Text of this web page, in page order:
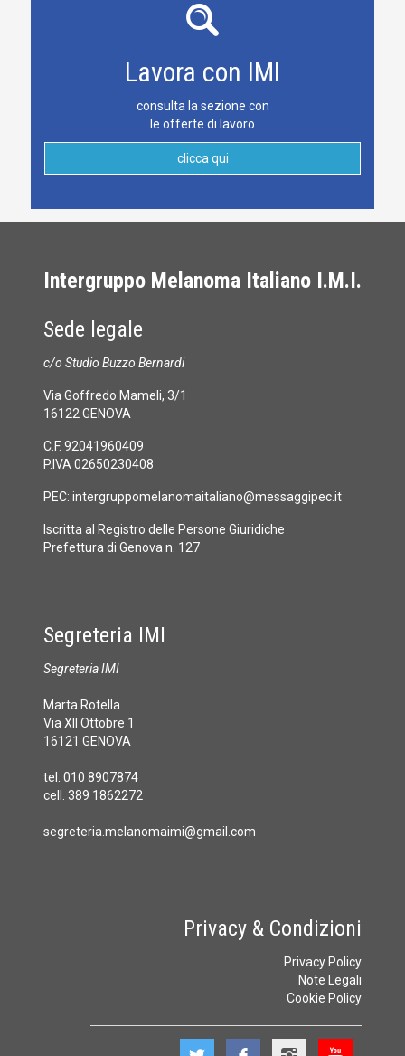
Lavora con IMI
consulta la sezione con
le offerte di lavoro
clicca qui
Intergruppo Melanoma Italiano I.M.I.
Sede legale
c/o Studio Buzzo Bernardi
Via Goffredo Mameli, 3/1
16122 GENOVA
C.F. 92041960409
P.IVA 02650230408
PEC: intergruppomelanomaitaliano@messaggipec.it
Iscritta al Registro delle Persone Giuridiche
Prefettura di Genova n. 127
Segreteria IMI
Segreteria IMI
Marta Rotella
Via XII Ottobre 1
16121 GENOVA
tel. 010 8907874
cell. 389 1862272
segreteria.melanomaimi@gmail.com
Privacy & Condizioni
Privacy Policy
Note Legali
Cookie Policy